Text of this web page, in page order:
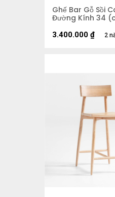
Ghế Bar Gỗ Sồi
Đường Kính 34
2
3.400.000 ₫